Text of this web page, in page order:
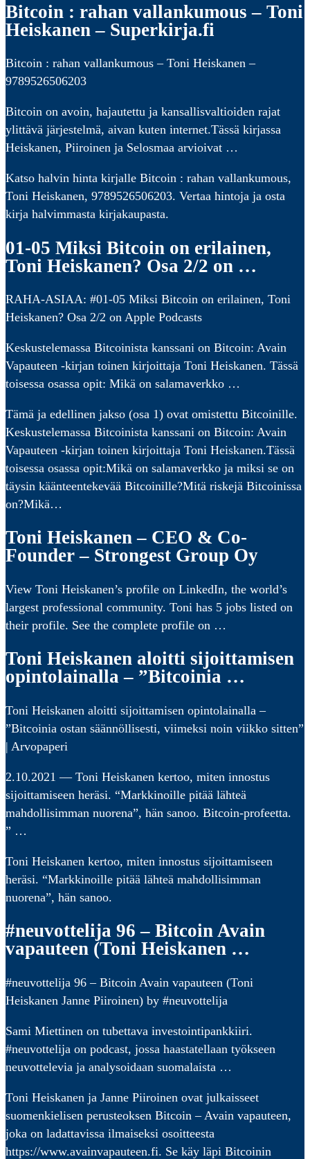
Bitcoin : rahan vallankumous – Toni
Heiskanen – Superkirja.fi
Bitcoin : rahan vallankumous – Toni Heiskanen –
9789526506203
Bitcoin on avoin, hajautettu ja kansallisvaltioiden rajat
ylittävä järjestelmä, aivan kuten internet.Tässä kirjassa
Heiskanen, Piiroinen ja Selosmaa arvioivat …
Katso halvin hinta kirjalle Bitcoin : rahan vallankumous,
Toni Heiskanen, 9789526506203. Vertaa hintoja ja osta
kirja halvimmasta kirjakaupasta.
01-05 Miksi Bitcoin on erilainen,
Toni Heiskanen? Osa 2/2 on …
‎RAHA-ASIAA: #01-05 Miksi Bitcoin on erilainen, Toni
Heiskanen? Osa 2/2 on Apple Podcasts
Keskustelemassa Bitcoinista kanssani on Bitcoin: Avain
Vapauteen -kirjan toinen kirjoittaja Toni Heiskanen. Tässä
toisessa osassa opit: Mikä on salamaverkko …
Tämä ja edellinen jakso (osa 1) ovat omistettu Bitcoinille.
Keskustelemassa Bitcoinista kanssani on Bitcoin: Avain
Vapauteen -kirjan toinen kirjoittaja Toni Heiskanen.Tässä
toisessa osassa opit:Mikä on salamaverkko ja miksi se on
täysin käänteentekevää Bitcoinille?Mitä riskejä Bitcoinissa
on?Mikä…
Toni Heiskanen – CEO & Co-
Founder – Strongest Group Oy
View Toni Heiskanen’s profile on LinkedIn, the world’s
largest professional community. Toni has 5 jobs listed on
their profile. See the complete profile on …
Toni Heiskanen aloitti sijoittamisen
opintolainalla – ”Bitcoinia …
Toni Heiskanen aloitti sijoittamisen opintolainalla –
”Bitcoinia ostan säännöllisesti, viimeksi noin viikko sitten”
| Arvopaperi
2.10.2021 — Toni Heiskanen kertoo, miten innostus
sijoittamiseen heräsi. “Markkinoille pitää lähteä
mahdollisimman nuorena”, hän sanoo. Bitcoin-profeetta.
” …
Toni Heiskanen kertoo, miten innostus sijoittamiseen
heräsi. “Markkinoille pitää lähteä mahdollisimman
nuorena”, hän sanoo.
#neuvottelija 96 – Bitcoin Avain
vapauteen (Toni Heiskanen …
#neuvottelija 96 – Bitcoin Avain vapauteen (Toni
Heiskanen Janne Piiroinen) by #neuvottelija
Sami Miettinen on tubettava investointipankkiiri.
#neuvottelija on podcast, jossa haastatellaan työkseen
neuvottelevia ja analysoidaan suomalaista …
Toni Heiskanen ja Janne Piiroinen ovat julkaisseet
suomenkielisen perusteoksen Bitcoin – Avain vapauteen,
joka on ladattavissa ilmaiseksi osoitteesta
https://www.avainvapauteen.fi. Se käy läpi Bitcoinin